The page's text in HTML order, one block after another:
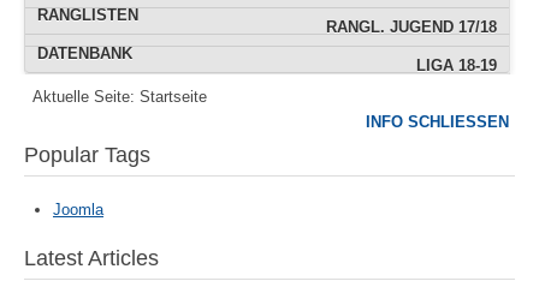
RANGL. JUGEND 17/18
LIGA 18-19
TERMINE
RANGLISTEN
DATENBANK
Aktuelle Seite: Startseite
Popular Tags
Joomla
Latest Articles
INFO SCHLIESSEN